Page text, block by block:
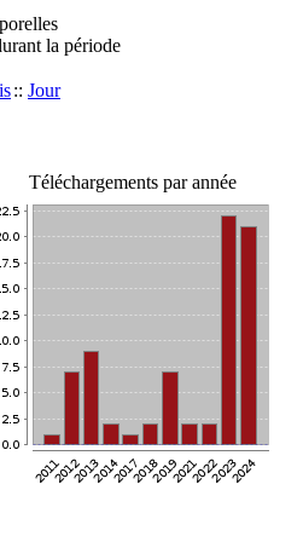
la période
:: Jour
Téléchargements par année